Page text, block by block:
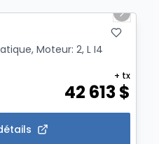
Next
Moteur: 2, L I4
42 613$
+ tx